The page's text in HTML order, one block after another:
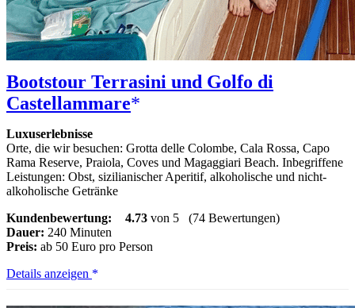
Bootstour Terrasini und Golfo di
Castellammare
Luxuserlebnisse
Orte, die wir besuchen: Grotta delle Colombe, Cala Rossa, Capo
Rama Reserve, Praiola, Coves und Magaggiari Beach. Inbegriffene
Leistungen: Obst, sizilianischer Aperitif, alkoholische und nicht-
alkoholische Getränke
Kundenbewertung:
4.73 von 5 (74 Bewertungen)
Dauer: 240 Minuten
Preis: ab 50 Euro pro Person
Bootstour
Details anzeigen